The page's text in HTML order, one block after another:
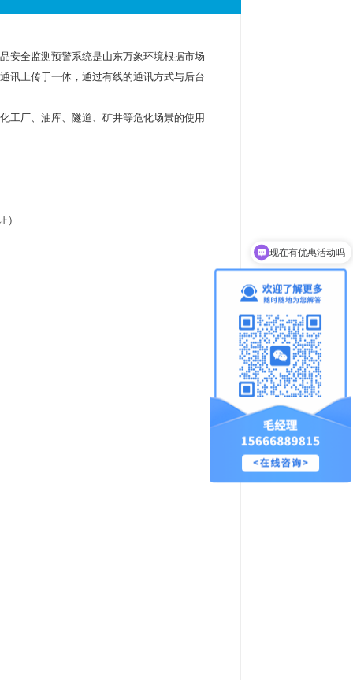
安全监测预警系统是山东万象环境根据市场
讯上传于一体，通过有线的通讯方式与后台
工厂、油库、隧道、矿井等危化场景的使用
可以介绍下你们的产品么